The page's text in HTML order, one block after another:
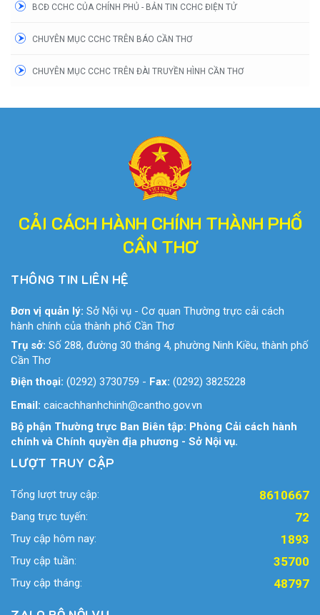
BCĐ CCHC CỦA CHÍNH PHỦ - BẢN TIN CCHC ĐIỆN TỬ
CHUYÊN MỤC CCHC TRÊN BÁO CẦN THƠ
CHUYÊN MỤC CCHC TRÊN ĐÀI TRUYỀN HÌNH CẦN THƠ
CẢI CÁCH HÀNH CHÍNH THÀNH PHỐ
CẦN THƠ
THÔNG TIN LIÊN HỆ
Đơn vị quản lý: Sở Nội vụ - Cơ quan Thường trực cải cách
hành chính của thành phố Cần Thơ
Trụ sở: Số 288, đường 30 tháng 4, phường Ninh Kiều, thành phố
Cần Thơ
Điện thoại: (0292) 3730759 - Fax: (0292) 3825228
Email: caicachhanhchinh@cantho.gov.vn
Bộ phận Thường trực Ban Biên tập: Phòng Cải cách hành
chính và Chính quyền địa phương - Sở Nội vụ.
LƯỢT TRUY CẬP
Tổng lượt truy cập: 8610667
Đang trực tuyến: 72
Truy cập hôm nay: 1893
Truy cập tuần: 35700
Truy cập tháng: 48797